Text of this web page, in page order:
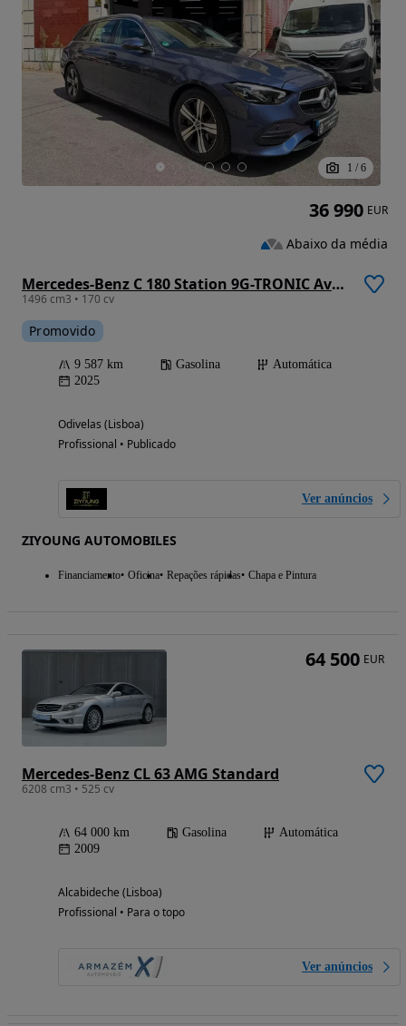
1 / 6
Mercedes-Benz C 180 Station 9G-TRONIC Avantgarde
1496 cm3 • 170 cv
Promovido
9 587 km Gasolina
Automática
2025
Odivelas (Lisboa)
Profissional • Publicado
Ver anúncios
ZIYOUNG AUTOMOBILES
Financiamento Oficina Repações rápidas Chapa e Pintura
36 990 EUR
Abaixo da média
Mercedes-Benz CL 63 AMG Standard
6208 cm3 • 525 cv
64 000 km Gasolina
Automática
2009
Alcabideche (Lisboa)
Profissional • Para o topo
Ver anúncios
64 500 EUR